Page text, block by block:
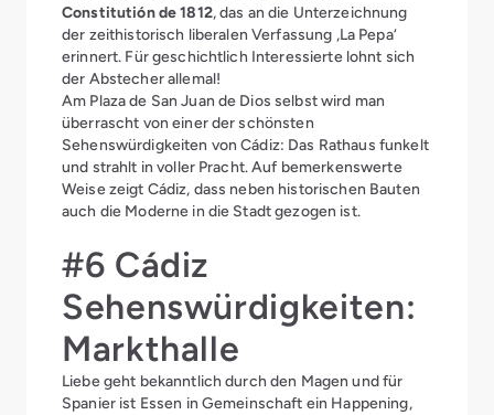
Constitutión de 1812, das an die Unterzeichnung
der zeithistorisch liberalen Verfassung ‚La Pepa‘
erinnert. Für geschichtlich Interessierte lohnt sich
der Abstecher allemal!
Am Plaza de San Juan de Dios selbst wird man
überrascht von einer der schönsten
Sehenswürdigkeiten von Cádiz: Das Rathaus funkelt
und strahlt in voller Pracht. Auf bemerkenswerte
Weise zeigt Cádiz, dass neben historischen Bauten
auch die Moderne in die Stadt gezogen ist.
#6 Cádiz
Sehenswürdigkeiten:
Markthalle
Liebe geht bekanntlich durch den Magen und für
Spanier ist Essen in Gemeinschaft ein Happening,